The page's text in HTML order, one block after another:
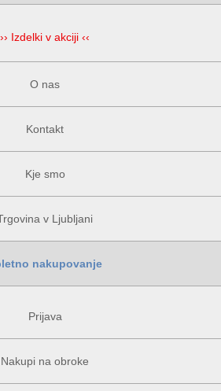
›› Izdelki v akciji ‹‹
O nas
Kontakt
Kje smo
v Ljubljani
nakupovanje
Prijava
Nakupi na obroke